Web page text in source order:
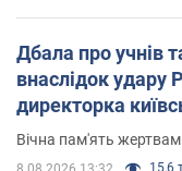
Дбала про учнів
внаслідок удару
директорка
Вічна пам'ять жертвам